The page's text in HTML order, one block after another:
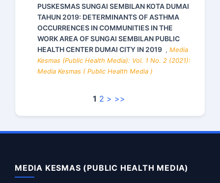
PUSKESMAS SUNGAI SEMBILAN KOTA DUMAI
TAHUN 2019: DETERMINANTS OF ASTHMA
OCCURRENCES IN COMMUNITIES IN THE
WORK AREA OF SUNGAI SEMBILAN PUBLIC
HEALTH CENTER DUMAI CITY IN 2019 , Media
Kesmas (Public Health Media): Vol. 1 No. 2 (2021):
Media Kesmas ( Public Health Media )
1 2 > >>
MEDIA KESMAS (PUBLIC HEALTH MEDIA)